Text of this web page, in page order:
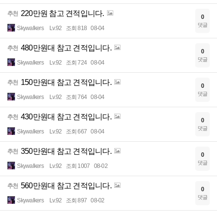
추천 220만원 참고 견적입니다.
Skywalkers Lv.92 조회 818 08-04
0
댓글
추천 480만원대 참고 견적입니다.
Skywalkers Lv.92 조회 724 08-04
0
댓글
추천 150만원대 참고 견적입니다.
Skywalkers Lv.92 조회 764 08-04
0
댓글
추천 430만원대 참고 견적입니다.
Skywalkers Lv.92 조회 667 08-04
0
댓글
추천 350만원대 참고 견적입니다.
Skywalkers Lv.92 조회 1007 08-02
0
댓글
추천 560만원대 참고 견적입니다.
Skywalkers Lv.92 조회 897 08-02
0
댓글